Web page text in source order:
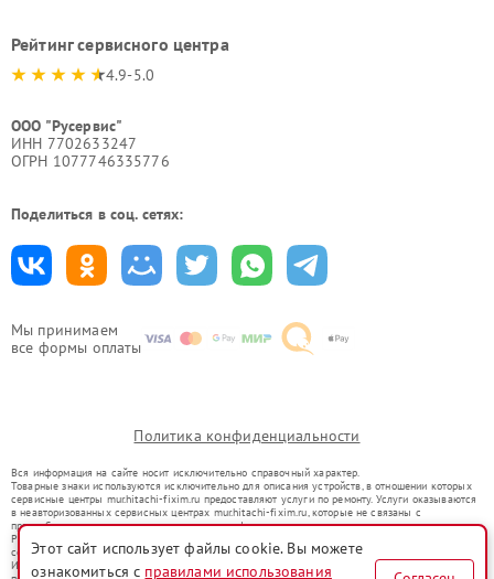
Мы принимаем
все формы оплаты
Рейтинг сервисного центра
4.9-5.0
ООО "Русервис"
ИНН 7702633247
ОГРН 1077746335776
Поделиться в соц. сетях:
Политика конфиденциальности
Вся информация на сайте носит исключительно справочный характер.
Товарные знаки используются исключительно для описания устройств, в отношении которых
сервисные центры mur.hitachi-fixim.ru предоставляют услуги по ремонту. Услуги оказываются
в неавторизованных сервисных центрах mur.hitachi-fixim.ru, которые не связаны с
правообладателями товарных знаков или их официальными представителями.
Ремонт осуществляется для устройств, уже введенных в гражданский оборот в соответствии
со статьей 1487 ГК РФ.
Использование товарных знаков не преследует цели индивидуализации услуг или введения
Этот сайт использует файлы cookie. Вы можете
ознакомиться с правилами использования